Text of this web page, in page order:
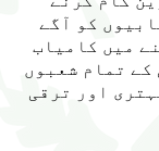
کو آگے
میں کامیاب
کے تمام شعبوں
اور ترقی